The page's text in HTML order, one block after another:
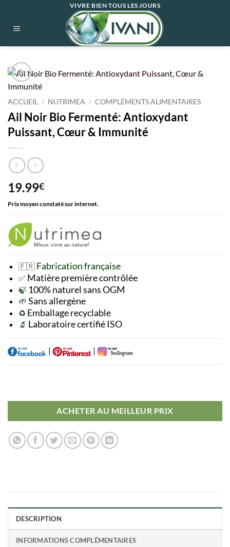
contenu
VIVRE BIEN TOUS LES JOURS
ACCUEIL / NUTRIMEA / COMPLÉMENTS ALIMENTAIRES
Ail Noir Bio Fermenté: Antioxydant
Puissant, Cœur & Immunité
19.99€
Prix moyen constaté sur internet.
🇫🇷 Fabrication française
✅ Matière premièrecontrôlée
🍃 100% naturel sans OGM
🌱 Sans allergène
♻️ Emballage recyclable
🔬 Laboratoire certifié ISO
| |
ACHETER AU MEILLEUR PRIX
DESCRIPTION
INFORMATIONS COMPLÉMENTAIRES